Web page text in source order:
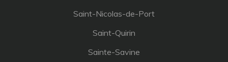
Saint-Nicolas-de-Port
Saint-Quirin
Sainte-Savine